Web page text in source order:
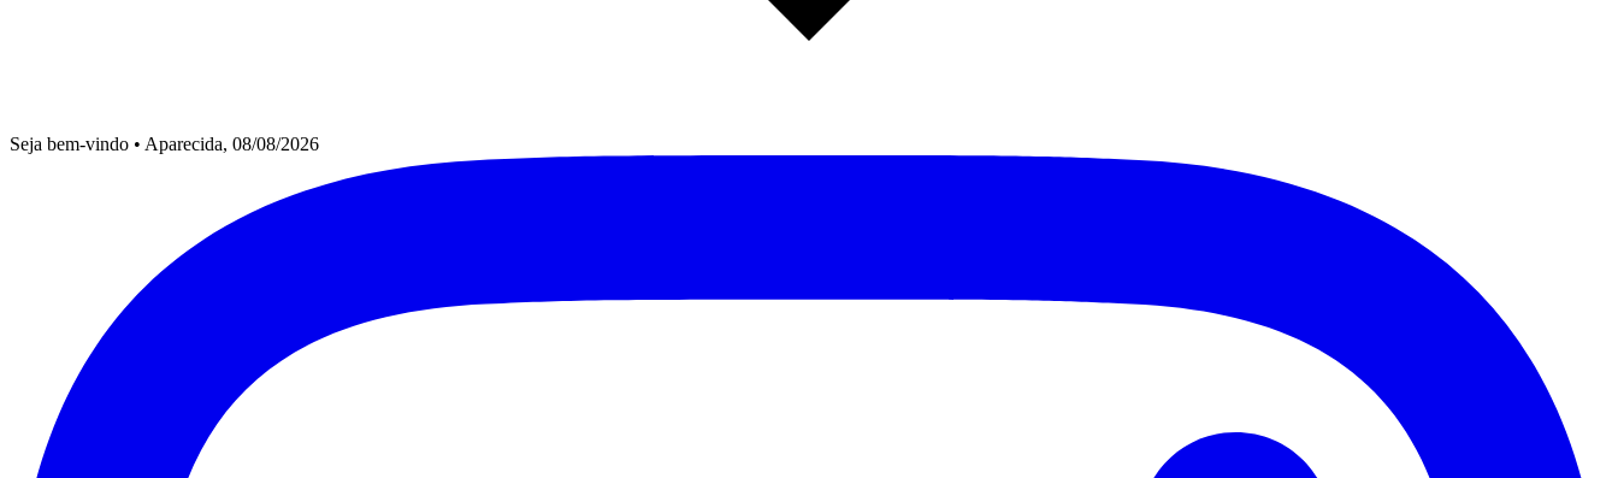
Seja bem-vindo • Aparecida, 08/08/2026